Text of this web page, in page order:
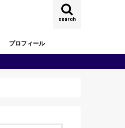
search
プロフィール